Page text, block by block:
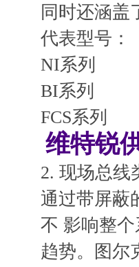
同时还涵盖
代表型号：
NI系列
BI系列
FCS系列
维特锐
2. 现场总线
通过带屏蔽
不 影响整
趋势。图尔